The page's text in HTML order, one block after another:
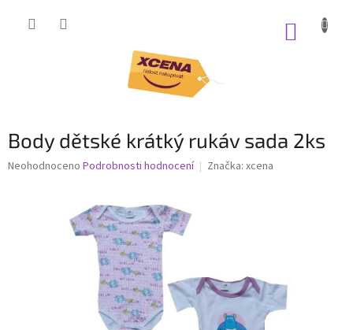
Body dětské krátký rukáv sada 2ks
Průměrné
Neohodnoceno Podrobnosti hodnocení Značka: xcena